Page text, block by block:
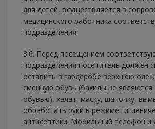
для детей, осуществляется в
медицинского работника
подразделения.
3.6. Перед посещением
подразделения посетитель должен
оставить в гардеробе верхнюю
сменную обувь (бахилы не являются
обувью), халат, маску, шапочку,
обработать руки в режиме
антисептики. Мобильный телефон и